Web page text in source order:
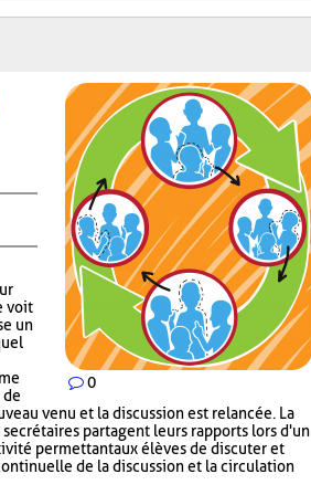
0
voit
un
de
venu et la discussion est relancée. La
partagent leurs rapports lors d'un
permettant aux élèves de discuter et
de la discussion et la circulation